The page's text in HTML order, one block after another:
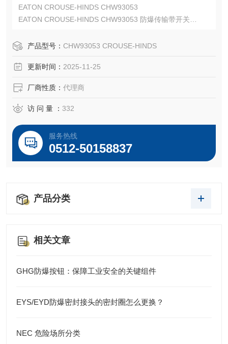
EATON CROUSE-HINDS CHW93053
EATON CROUSE-HINDS CHW93053 防爆传输带开关
Co.,Ltd
产品型号： CHW93053 CROUSE-HINDS
更新时间： 2025-11-25
厂商性质： 代理商
访 问 量 ： 332
服务热线
0512-50158837
产品分类
相关文章
GHG防爆按钮：保障工业安全的关键组件
EYS/EYD防爆密封接头的密封圈怎么更换？
NEC 危险场所分类